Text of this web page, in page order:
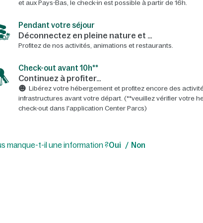
et aux Pays-Bas, le check-in est possible à partir de 16h.
Pendant votre séjour
Déconnectez en pleine nature et …
Profitez de nos activités, animations et restaurants.
Check-out avant 10h**
Continuez à profiter…
Libérez votre hébergement et profitez encore des
infrastructures avant votre départ. (**veuillez vérifier votre
check-out dans l'application Center Parcs)
manque-t-il une information ?Oui Non